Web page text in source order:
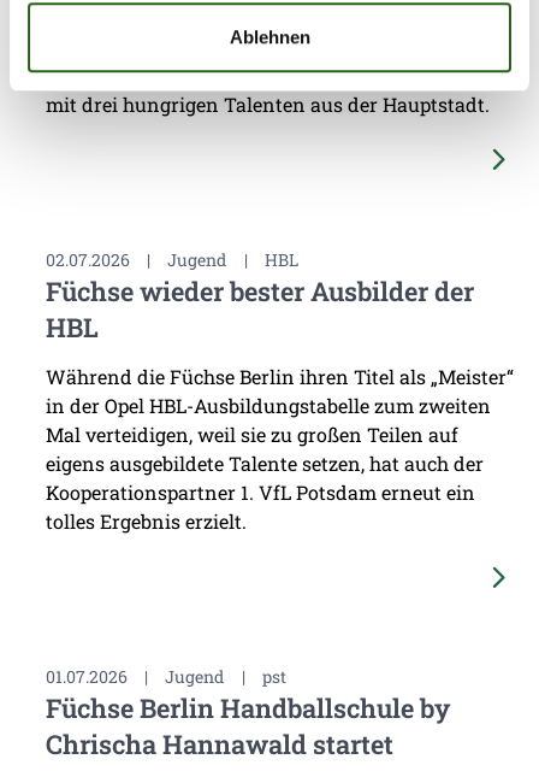
Ablehnen
2026/27 profitiert der VfL vom erstklassigen
Berliner Nachwuchs und verstärkt seinen Kader
mit drei hungrigen Talenten aus der Hauptstadt.
02.07.2026 | Jugend | HBL
Füchse wieder bester Ausbilder der
HBL
Während die Füchse Berlin ihren Titel als „Meister“
in der Opel HBL-Ausbildungstabelle zum zweiten
Mal verteidigen, weil sie zu großen Teilen auf
eigens ausgebildete Talente setzen, hat auch der
Kooperationspartner 1. VfL Potsdam erneut ein
tolles Ergebnis erzielt.
01.07.2026 | Jugend | pst
Füchse Berlin Handballschule by
Chrischa Hannawald startet